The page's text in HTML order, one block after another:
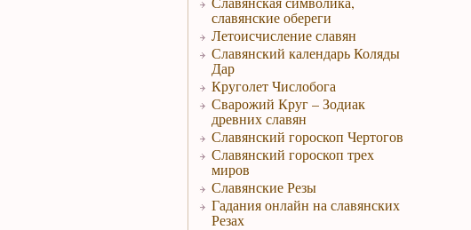
славянские обереги
Летоисчисление славян
Славянский календарь Коляды
Дар
Круголет Числобога
Сварожий Круг – Зодиак
древних славян
Славянский гороскоп Чертогов
Славянский гороскоп трех
миров
Славянские Резы
Гадания онлайн на славянских
Резах